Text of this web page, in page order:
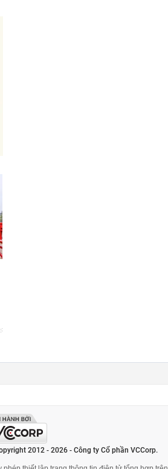
2012 - 2026 - Công ty Cổ phần VCCorp.